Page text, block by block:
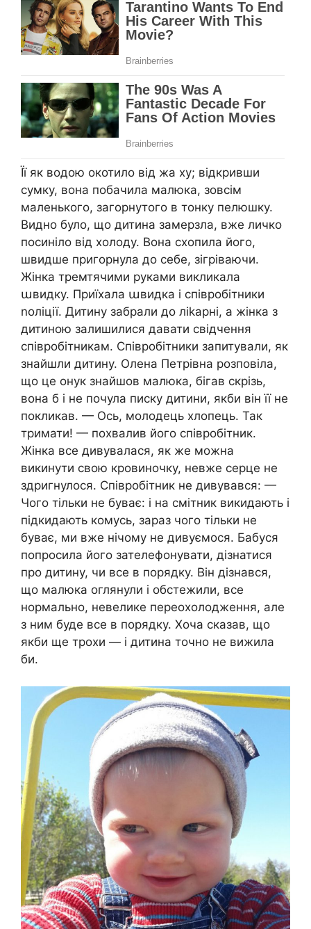
Її як водою окотило від жа ху; відкривши
сумку, вона побачила малюка, зовсім
маленького, загорнутого в тонку пелюшку.
Видно було, що дитина замерзла, вже личко
посиніло від холоду. Вона схопила його,
швидше пригорнула до себе, зігріваючи.
Жінка тремтячими руками викликала
աвидку. Приїхала աвидка і співробітники
nоліції. Дитину забрали до ліkарні, а жінка з
дитиною залишилися давати свідчення
співробітникам. Співробітники запитували, як
знайшли дитину. Олена Петрівна розповіла,
що це онук знайшов малюка, бігав скрізь,
вона б і не почула писку дитини, якби він її не
покликав. — Ось, молодець хлопець. Так
тримати! — похвалив його співробітник.
Жінка все дивувалася, як же можна
викинути свою кровиночку, невже серце не
здригнулося. Співробітник не дивувався: —
Чого тільки не буває: і на смітник викидають і
підкидають комусь, зараз чого тільки не
буває, ми вже нічому не дивуємося. Бабуся
попросила його зателефонувати, дізнатися
про дитину, чи все в порядку. Він дізнався,
що малюка оглянули і обстежили, все
нормально, невелике переохолодження, але
з ним буде все в порядку. Хоча сказав, що
якби ще трохи — і дитина точно не вижила
би.